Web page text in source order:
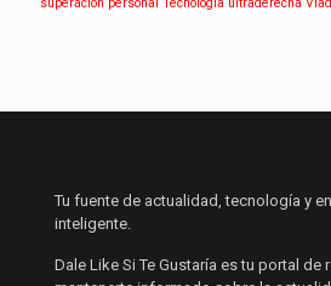
superación personal Tecnología ultraderecha
Tu fuente de actualidad, tecnología y
inteligente.
Dale Like Si Te Gustaría es tu portal de